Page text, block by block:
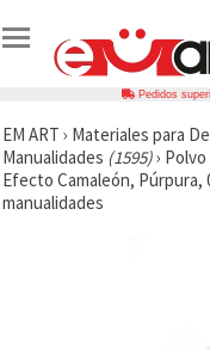
Pedidos
EM ART › Materiales para
Manualidades (1595)›
Efecto Camaleón, Púrpura,
manualidades